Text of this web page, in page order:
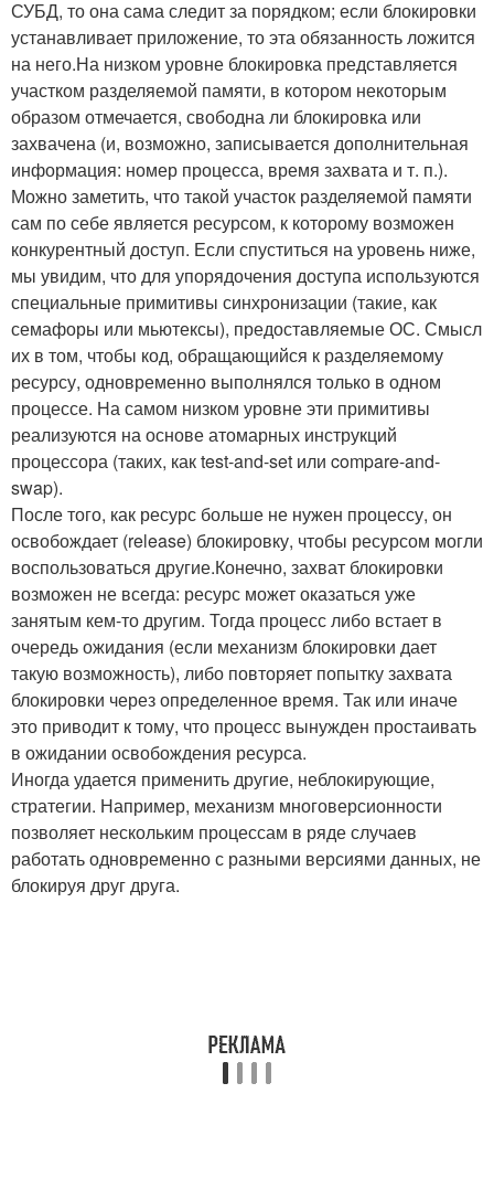
СУБД, то она сама следит за порядком; если блокировки
устанавливает приложение, то эта обязанность ложится
на него.На низком уровне блокировка представляется
участком разделяемой памяти, в котором некоторым
образом отмечается, свободна ли блокировка или
захвачена (и, возможно, записывается дополнительная
информация: номер процесса, время захвата и т. п.).
Можно заметить, что такой участок разделяемой памяти
сам по себе является ресурсом, к которому возможен
конкурентный доступ. Если спуститься на уровень ниже,
мы увидим, что для упорядочения доступа используются
специальные примитивы синхронизации (такие, как
семафоры или мьютексы), предоставляемые ОС. Смысл
их в том, чтобы код, обращающийся к разделяемому
ресурсу, одновременно выполнялся только в одном
процессе. На самом низком уровне эти примитивы
реализуются на основе атомарных инструкций
процессора (таких, как test-and-set или compare-and-
swap).
После того, как ресурс больше не нужен процессу, он
освобождает (release) блокировку, чтобы ресурсом могли
воспользоваться другие.Конечно, захват блокировки
возможен не всегда: ресурс может оказаться уже
занятым кем-то другим. Тогда процесс либо встает в
очередь ожидания (если механизм блокировки дает
такую возможность), либо повторяет попытку захвата
блокировки через определенное время. Так или иначе
это приводит к тому, что процесс вынужден простаивать
в ожидании освобождения ресурса.
Иногда удается применить другие, неблокирующие,
стратегии. Например, механизм многоверсионности
позволяет нескольким процессам в ряде случаев
работать одновременно с разными версиями данных, не
блокируя друг друга.